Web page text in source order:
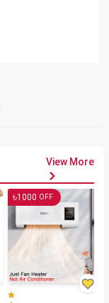
View More
৳1000 OFF